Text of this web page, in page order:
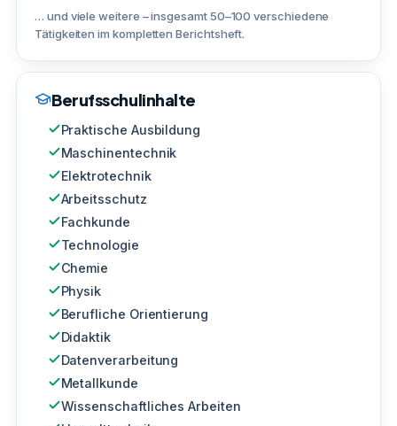
… und viele weitere – insgesamt 50–100 verschiedene
Tätigkeiten im kompletten Berichtsheft.
Berufsschulinhalte
Praktische Ausbildung
Maschinentechnik
Elektrotechnik
Arbeitsschutz
Fachkunde
Technologie
Chemie
Physik
Berufliche Orientierung
Didaktik
Datenverarbeitung
Metallkunde
Wissenschaftliches Arbeiten